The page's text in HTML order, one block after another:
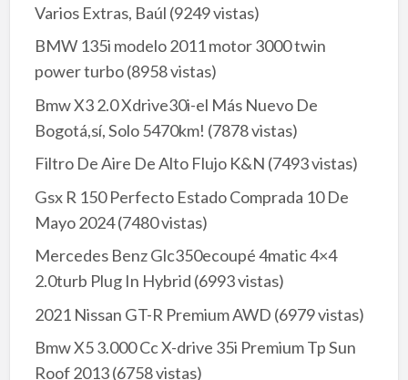
Varios Extras, Baúl (9249 vistas)
BMW 135i modelo 2011 motor 3000 twin
power turbo(8958 vistas)
Bmw X3 2.0 Xdrive30i-el Más Nuevo De
Bogotá,sí, Solo 5470km! (7878 vistas)
Filtro De Aire De Alto Flujo K&N (7493 vistas)
Gsx R 150 Perfecto Estado Comprada 10 De
Mayo 2024(7480 vistas)
Mercedes Benz Glc350ecoupé 4matic 4×4
2.0turb Plug In Hybrid (6993 vistas)
2021 Nissan GT-R Premium AWD (6979 vistas)
Bmw X5 3.000 Cc X-drive 35i Premium Tp Sun
Roof 2013(6758 vistas)